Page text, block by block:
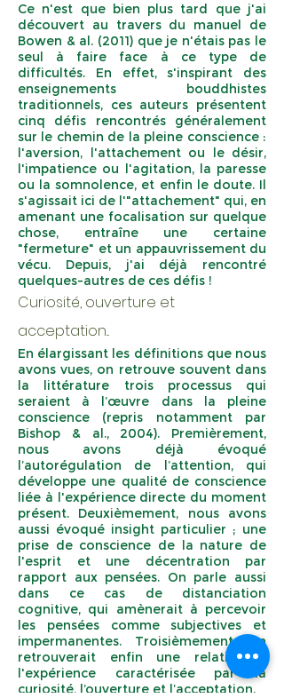
Ce n'est que bien plus tard que j'ai
découvert au travers du manuel de
Bowen & al. (2011) que je n'étais pas le
seul à faire face à ce type de
difficultés. En effet, s'inspirant des
enseignements bouddhistes
traditionnels, ces auteurs présentent
cinq défis rencontrés généralement
sur le chemin de la pleine conscience :
l'aversion, l'attachement ou le désir,
l'impatience ou l'agitation, la paresse
ou la somnolence, et enfin le doute. Il
s'agissait ici de l'"attachement" qui, en
amenant une focalisation sur quelque
chose, entraîne une certaine
"fermeture" et un appauvrissement du
vécu. Depuis, j'ai déjà rencontré
quelques-autres de ces défis !
Curiosité, ouverture et
acceptation...
En élargissant les définitions que nous
avons vues, on retrouve souvent dans
la littérature trois processus qui
seraient à l’œuvre dans la pleine
conscience (repris notamment par
Bishop & al., 2004). Premièrement,
nous avons déjà évoqué
l’autorégulation de l’attention, qui
développe une qualité de conscience
liée à l'expérience directe du moment
présent. Deuxièmement, nous avons
aussi évoqué insight particulier ; une
prise de conscience de la nature de
l'esprit et une décentration par
rapport aux pensées. On parle aussi
dans ce cas de distanciation
cognitive, qui amènerait à percevoir
les pensées comme subjectives et
impermanentes. Troisièmement, on
retrouverait enfin une relation à
l'expérience caractérisée par la
curiosité, l’ouverture et l’acceptation.